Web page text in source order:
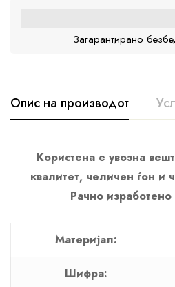
Загарантирано
Опис на производот
Користена е увозна
квалитет, челичен ѓон и
Рачно изработено
Материјал:
Шифра: